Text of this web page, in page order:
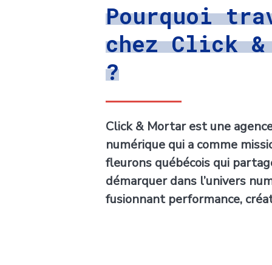
Pourquoi
chez Click
?
Click & Mortar est une
numérique qui a comme
fleurons québécois qui
démarquer dans l’univers
fusionnant performance,